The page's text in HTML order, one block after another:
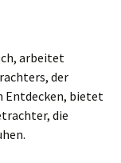
arbeitet
der
Entdecken, bietet
die